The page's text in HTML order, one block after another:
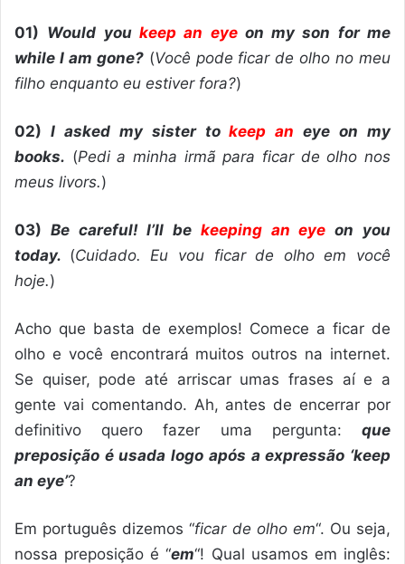
01) Would you keep an eyeon my son for me
while I am gone?(Você pode ficar de olho no meu
filho enquanto eu estiver fora?)
02) I asked my sister tokeep aneye on my
books. (Pedi a minha irmã para ficar de olho nos
meus livors.)
03) Be careful! I’ll be keeping an eye on you
today. (Cuidado. Eu vou ficar de olho em você
hoje.)
Acho que basta de exemplos! Comece a ficar de
olho e você encontrará muitos outros na internet.
Se quiser, pode até arriscar umas frases aí e a
gente vai comentando. Ah, antes de encerrar por
definitivo quero fazer uma pergunta: que
preposição é usada logo após a expressão ‘keep
an eye’?
Em português dizemos “ficar de olho em“. Ou seja,
nossa preposição é “em“! Qual usamos em inglês: